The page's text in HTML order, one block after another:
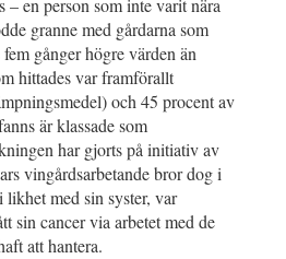
– en person som inte varit nära
granne med gårdarna som
gånger högre värden än
hittades var framförallt
och 45 procent av
är klassade som
har gjorts på initiativ av
vingårdsarbetande bror dog i
med sin syster, var
sin cancer via arbetet med de
att hantera.